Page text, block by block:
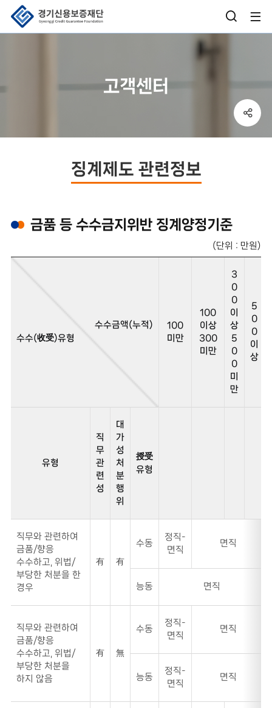
검
기
버
사
열
기
고객센터
sns
징계제도 관련정보
금품 등 수수금지위반 징계양정기준
(단위 : 만원)
수
우
형
별
누
수
금
액
을
나
내
수수금액(누적)
수수(收受)유형
100
미만
100
이상
300
미만
3
0
0
이
상
5
0
0
미
만
5
0
0
이
상
유형
직
무
관
련
성
대
가
성
처
분
행
위
授受
유형
직무와 관련하여
금품/향응
수수하고, 위법/
부당한 처분을 한
경우
有 有
수동
정직-
면직
면직
능동 면직
직무와 관련하여
금품/향응
수수하고, 위법/
부당한 처분을
하지 않음
有 無
수동
정직-
면직
면직
능동
정직-
면직
면직